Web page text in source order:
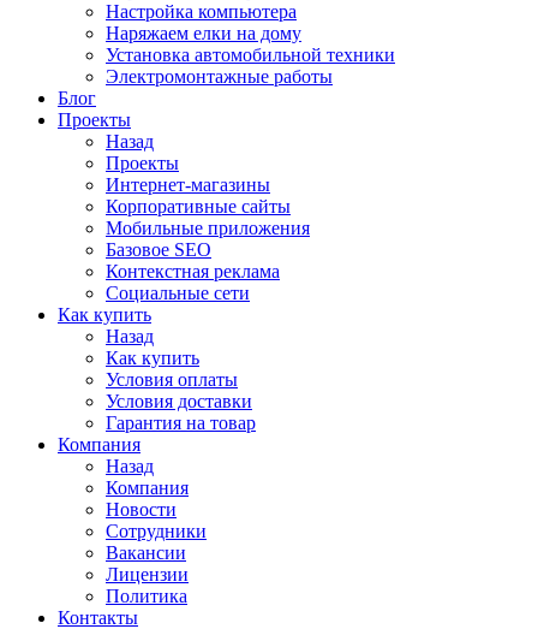
Настройка компьютера
Наряжаем елки на дому
Установка автомобильной техники
Электромонтажные работы
Блог
Проекты
Назад
Проекты
Интернет-магазины
Корпоративные сайты
Мобильные приложения
Базовое SEO
Контекстная реклама
Социальные сети
Как купить
Назад
Как купить
Условия оплаты
Условия доставки
Гарантия на товар
Компания
Назад
Компания
Новости
Сотрудники
Вакансии
Лицензии
Политика
Контакты